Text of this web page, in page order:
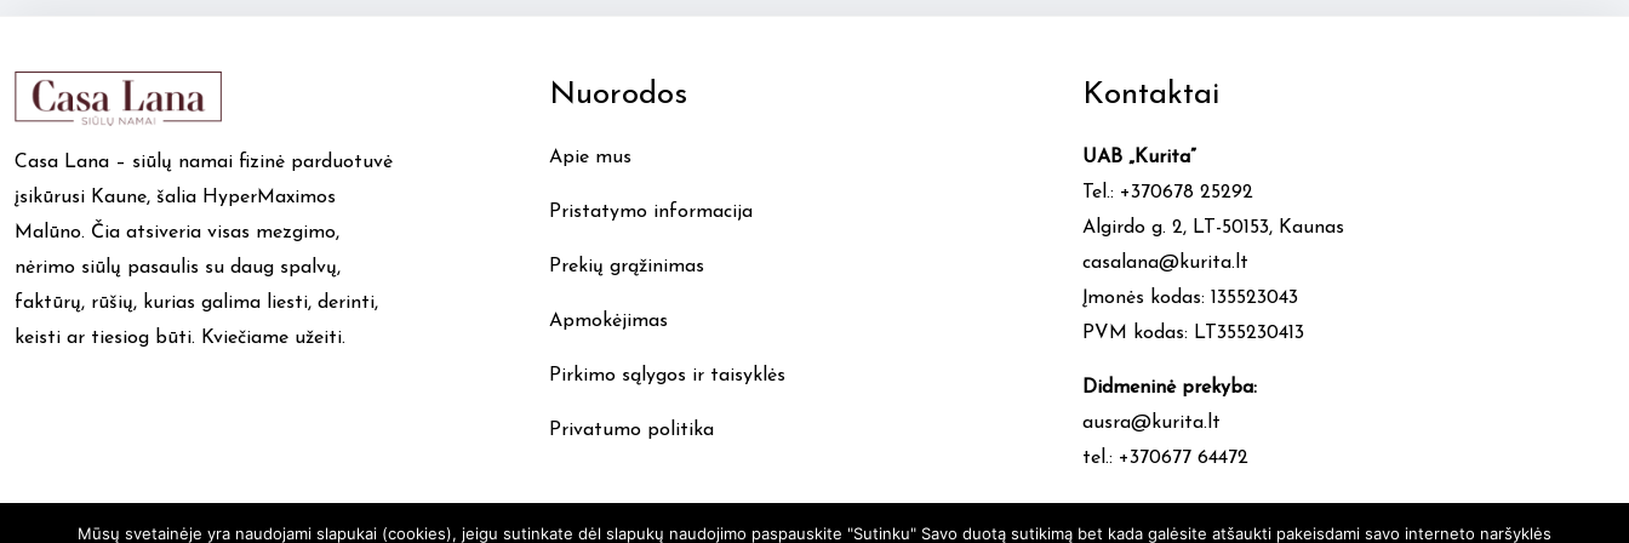
may
product
Casa Lana – siūlų namai fizinė parduotuvė
įsikūrusi Kaune, šalia HyperMaximos
Malūno. Čia atsiveria visas mezgimo,
nėrimo siūlų pasaulis su daug spalvų,
faktūrų, rūšių, kurias galima liesti, derinti,
keisti ar tiesiog būti. Kviečiame užeiti.
Nuorodos
Apie mus
Pristatymo informacija
Prekių grąžinimas
Apmokėjimas
Pirkimo sąlygos ir taisyklės
Privatumo politika
Kontaktai
UAB „Kurita”
Tel.: +370678 25292
Algirdo g. 2, LT-50153, Kaunas
casalana@kurita.lt
Įmonės kodas: 135523043
PVM kodas: LT355230413
Didmeninė prekyba:
ausra@kurita.lt
tel.: +370677 64472
Mūsų svetainėje yra naudojami slapukai (cookies), jeigu sutinkate dėl slapukų naudojimo paspauskite "Sutinku" Savo duotą sutikimą bet kada galėsite atšaukti pakeisdami savo interneto naršyklės